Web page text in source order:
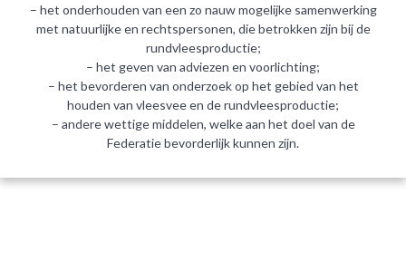
– het onderhouden van een zo nauw mogelijke samenwerking
met natuurlijke en rechtspersonen, die betrokken zijn bij de
rundvleesproductie;
– het geven van adviezen en voorlichting;
– het bevorderen van onderzoek op het gebied van het
houden van vleesvee en de rundvleesproductie;
– andere wettige middelen, welke aan het doel van de
Federatie bevorderlijk kunnen zijn.